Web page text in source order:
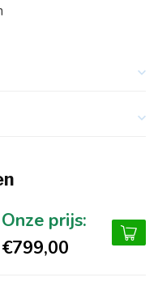
€799,00